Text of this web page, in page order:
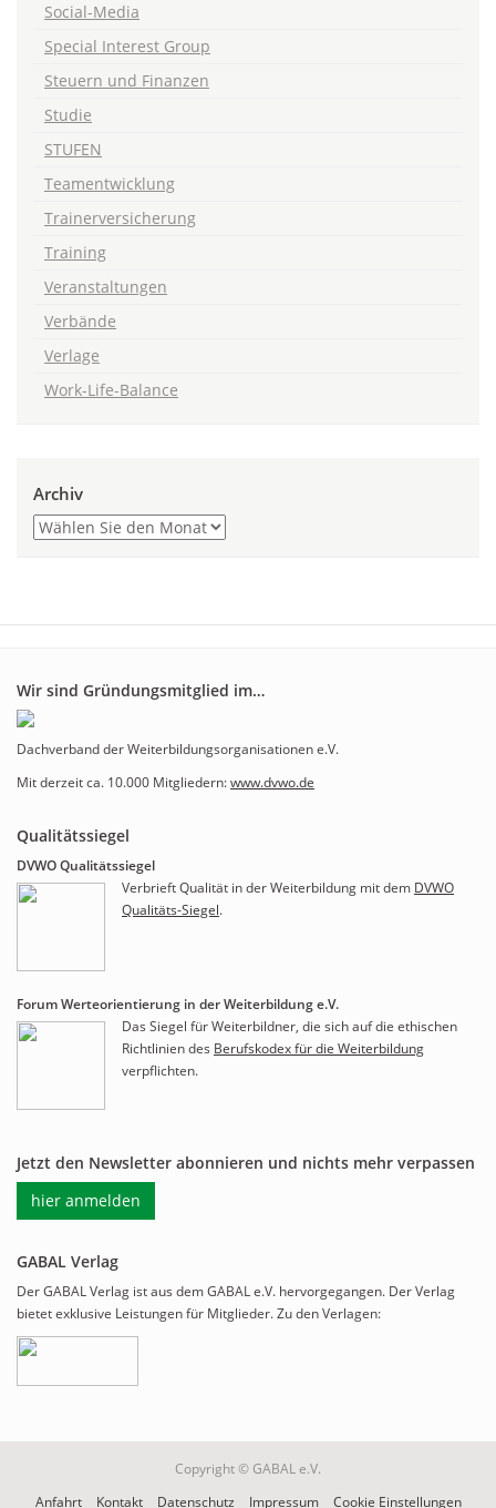
Social-Media
Special Interest Group
Steuern und Finanzen
Studie
STUFEN
Teamentwicklung
Trainerversicherung
Training
Veranstaltungen
Verbände
Verlage
Work-Life-Balance
Archiv
Wir sind Gründungsmitglied im…
Dachverband der Weiterbildungsorganisationen e.V.
Mit derzeit ca. 10.000 Mitgliedern:www.dvwo.de
Qualitätssiegel
DVWO Qualitätssiegel
Verbrieft Qualität in der Weiterbildung mit dem DVWO
Qualitäts-Siegel.
Forum Werteorientierung in der Weiterbildung e.V.
Das Siegel für Weiterbildner, die sich auf die ethischen
Richtlinien des Berufskodex für die Weiterbildung
verpflichten.
Jetzt den Newsletter abonnieren und nichts mehr verpassen
hier anmelden
GABAL Verlag
Der GABAL Verlag ist aus dem GABAL e.V. hervorgegangen. Der Verlag
bietet exklusive Leistungen für Mitglieder. Zu den Verlagen:
Copyright © GABAL e.V.
Anfahrt
Kontakt Datenschutz Impressum Cookie Einstellungen